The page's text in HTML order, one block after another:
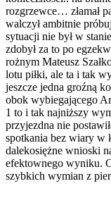
rozgrzewce… złamał
walczył ambitnie
sytuacji nie był w
zdobył za to po
rożnym Mateusz
lotu piłki, ale ta i tak
jeszcze jedna groźną
obok wybiegającego
1 to i tak najniższy
przyjezdna nie
spotkania bez wiary w
dalekosiężne wnioski
efektownego wyniku.
szybkich wymian z